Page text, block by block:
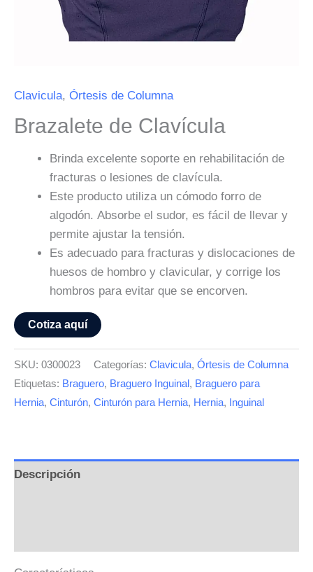
Clavicula, Órtesis de Columna
Brazalete de Clavícula
Brinda excelente soporte en rehabilitación de
fracturas o lesiones de clavícula.
Este producto utiliza un cómodo forro de
algodón. Absorbe el sudor, es fácil de llevar y
permite ajustar la tensión.
Es adecuado para fracturas y dislocaciones de
huesos de hombro y clavicular, y corrige los
hombros para evitar que se encorven.
Cotiza aquí
SKU: 0300023 Categorías: Clavicula, Órtesis de Columna
Etiquetas: Braguero, Braguero Inguinal, Braguero para
Hernia, Cinturón, Cinturón para Hernia, Hernia, Inguinal
Descripción